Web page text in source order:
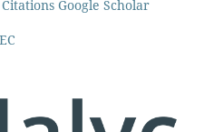
Google Scholar